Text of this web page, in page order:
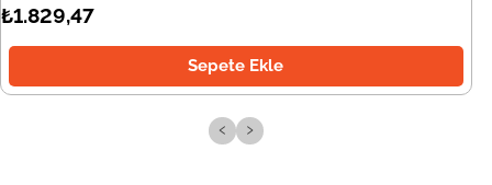
₺1.829,47
Sepete Ekle
‹ ›